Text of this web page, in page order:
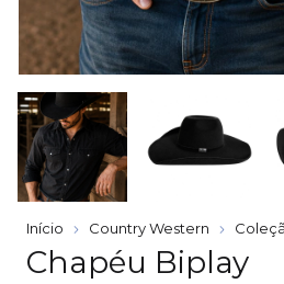
Início Country Western
Chapéu Biplay